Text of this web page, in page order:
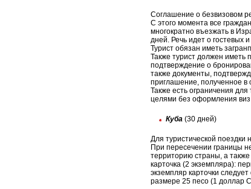
Соглашение о безвизовом
С этого момента все
многократно въезжать в
дней. Речь идет о гостевых
Турист обязан иметь
Также турист должен иметь
подтверждение о
также документы,
приглашение, полученное в
Также есть ограничения
целями без оформления
Куба (30 дней)
Для туристической поездки
При пересечении границы
территорию страны, а
карточка (2 экземпляра):
экземпляр карточки
размере 25 песо (1 доллар